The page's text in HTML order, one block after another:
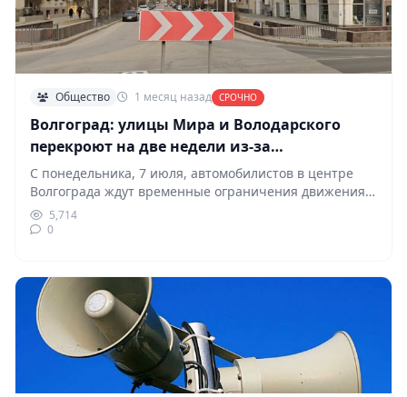
Общество 1 месяц назад СРОЧНО
Волгоград: улицы Мира и Володарского
перекроют на две недели из-за
коммунальных работ
С понедельника, 7 июля, автомобилистов в центре
Волгограда ждут временные ограничения движения.
Из-за проведения коммунальных…
5,714
0